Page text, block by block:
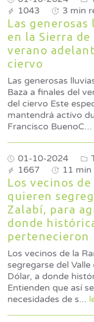
1043
3 min
Las
en la Sierra
verano
ciervo
Las generosas
Baza a finales del
del ciervo Este espectáculo sonoro se
mantendrá activo
Francisco BuenoC...
01-10-2024
1667
11 min
Los vecinos
quieren
Zalabí, para
donde
pertenecieron
Los vecinos de la
segregarse del
Dólar, a donde
Entienden que así
necesidades de s...